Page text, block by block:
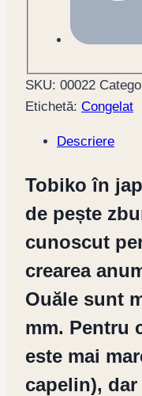
SKU: 00022
Etichetă: Congelat
Descriere
Tobiko în
de pește
cunoscut
crearea
Ouăle sunt
mm. Pentru
este mai
capelin),